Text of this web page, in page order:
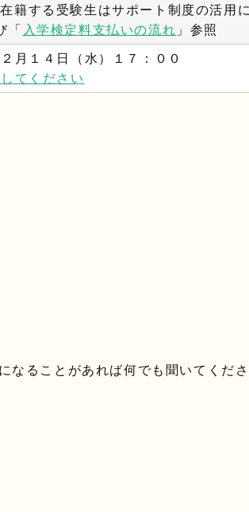
籍する受験生はサポート制度の活用
「 入学検定料支払いの流れ 」参照
月１４日（水）１７：００
てください
なることがあれば何でも聞いてくだ